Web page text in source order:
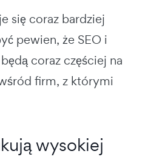
się coraz bardziej
pewien, że SEO i
coraz częściej na
firm, z którymi
wysokiej